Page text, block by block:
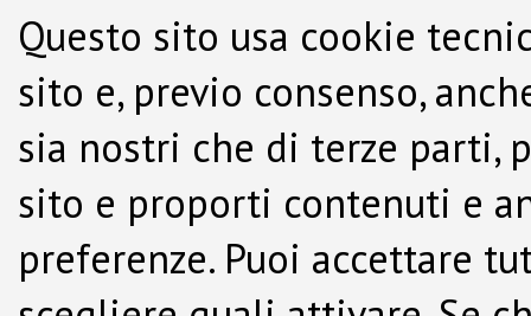
Questo sito usa cookie
sito e, previo consenso,
sia nostri che di terze parti,
sito e proporti contenuti e
preferenze. Puoi accettare